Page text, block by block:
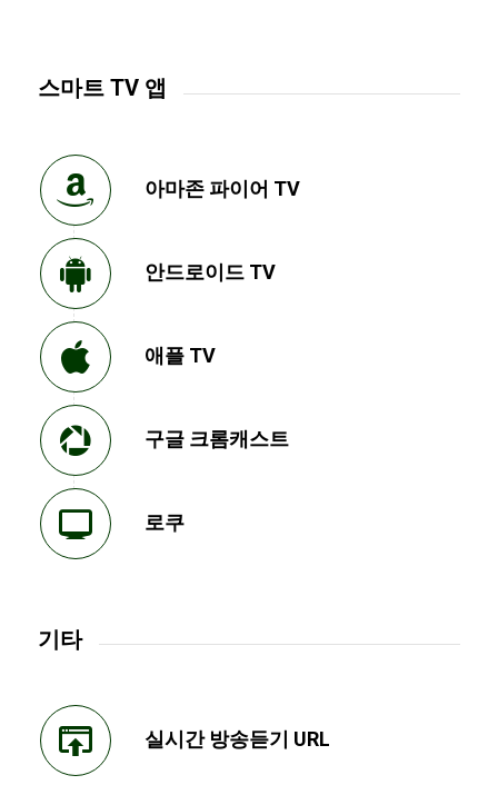
스마트 TV 앱
아마존 파이어 TV
안드로이드 TV
애플 TV
구글 크롬캐스트
로쿠
기타
실시간 방송듣기 URL